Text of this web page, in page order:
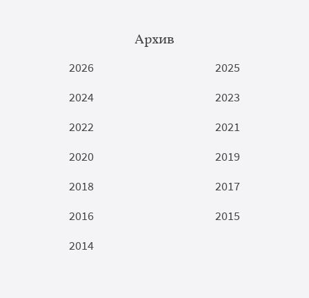
Архив
2026
2025
2024
2023
2022
2021
2020
2019
2018
2017
2016
2015
2014